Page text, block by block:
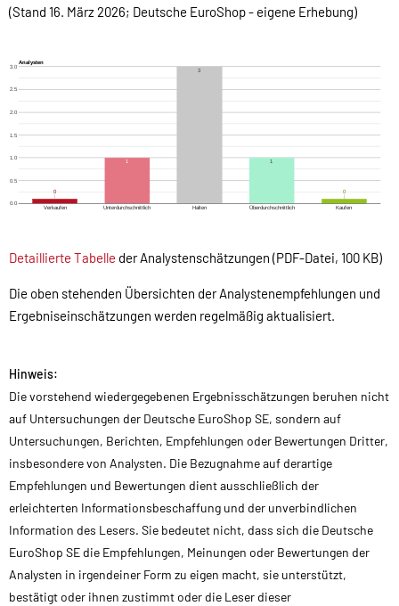
(Stand 16. März 2026; Deutsche EuroShop - eigene Erhebung)
Analysten
Verkaufen Unterdurchschnittlich Halten Überdurchschnittlich Kaufen
0.0
0.5
1.0
1.5
2.0
2.5
3.0
00
1
3
1
00
Detaillierte Tabelle der Analystenschätzungen (PDF-Datei, 100 KB)
Die oben stehenden Übersichten der Analystenempfehlungen und
Ergebniseinschätzungen werden regelmäßig aktualisiert.
Hinweis:
Die vorstehend wiedergegebenen Ergebnisschätzungen beruhen nicht
auf Untersuchungen der Deutsche EuroShop SE, sondern auf
Untersuchungen, Berichten, Empfehlungen oder Bewertungen Dritter,
insbesondere von Analysten. Die Bezugnahme auf derartige
Empfehlungen und Bewertungen dient ausschließlich der
erleichterten Informationsbeschaffung und der unverbindlichen
Information des Lesers. Sie bedeutet nicht, dass sich die Deutsche
EuroShop SE die Empfehlungen, Meinungen oder Bewertungen der
Analysten in irgendeiner Form zu eigen macht, sie unterstützt,
bestätigt oder ihnen zustimmt oder die Leser dieser